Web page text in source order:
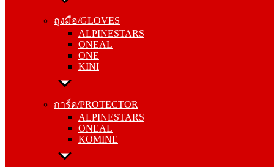
ถุงมือ/GLOVES
ALPINESTARS
ONEAL
ONE
KINI
การ์ด/PROTECTOR
ALPINESTARS
ONEAL
KOMINE
ONEAL
ONE
KINI
การ์ด/PROTECTOR
ONEAL
KOMINE
ถุงเท้า/SOCKS